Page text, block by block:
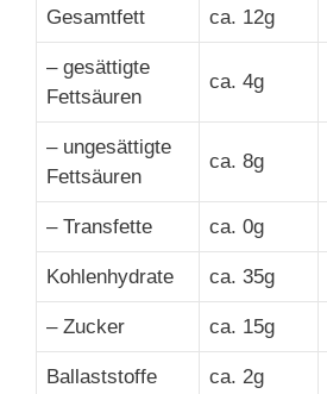
Gesamtfett ca. 12g
– gesättigte
Fettsäuren
ca. 4g
– ungesättigte
Fettsäuren
ca. 8g
– Transfette ca. 0g
Kohlenhydrate ca. 35g
– Zucker ca. 15g
Ballaststoffe ca. 2g